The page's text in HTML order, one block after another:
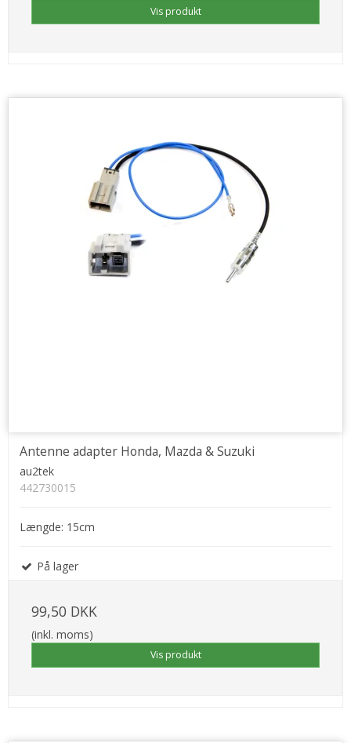
Vis produkt
Antenne adapter Honda, Mazda & Suzuki
au2tek
442730015
Længde: 15cm
På lager
99,50 DKK
(inkl. moms)
Vis produkt